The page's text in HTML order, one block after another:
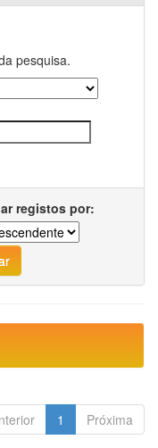
pesquisa.
registos por:
1 Próxima